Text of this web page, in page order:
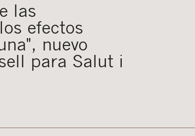
las
efectos
nuevo
para Salut i